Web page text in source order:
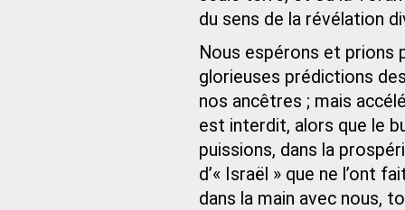
du sens de la révélation
Nous espérons et prions
glorieuses prédictions
nos ancêtres ; mais
est interdit, alors que le
puissions, dans la
d’« Israël » que ne l’ont
dans la main avec nous,